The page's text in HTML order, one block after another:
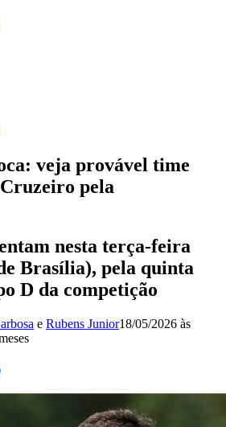
veja provável time
pela
nesta terça-feira
Brasília), pela quinta
D da competição
e Rubens Junior18/05/2026 às